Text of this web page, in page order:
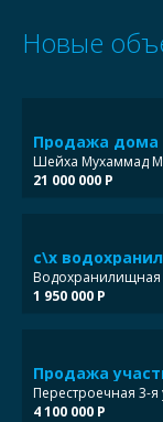
Новые
Продажа дома
Шейха Мухаммад
21 000 000 Р
с\х
Водохранилищная
1 950 000 Р
Продажа
Перестроечная 3-я
4 100 000 Р